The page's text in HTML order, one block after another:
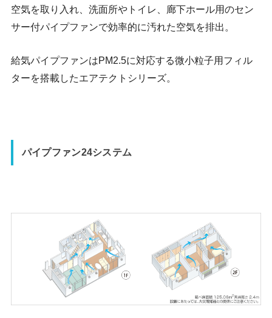
空気を取り入れ、洗面所やトイレ、廊下ホール用のセン
サー付パイプファンで効率的に汚れた空気を排出。
給気パイプファンはPM2.5に対応する微小粒子用フィル
ターを搭載したエアテクトシリーズ。
パイプファン24システム